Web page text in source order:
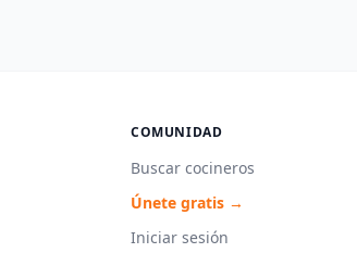
COMUNIDAD
Buscar cocineros
Únete gratis →
Iniciar sesión